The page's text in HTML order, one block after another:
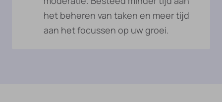
het beheren van taken en meer tijd
aan het focussen op uw groei.